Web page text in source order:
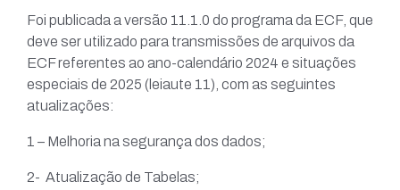
Foi publicada a versão 11.1.0 do programa da ECF, que
deve ser utilizado para transmissões de arquivos da
ECF referentes ao ano-calendário 2024 e situações
especiais de 2025 (leiaute 11), com as seguintes
atualizações:
1 – Melhoria na segurança dos dados;
2- Atualização de Tabelas;